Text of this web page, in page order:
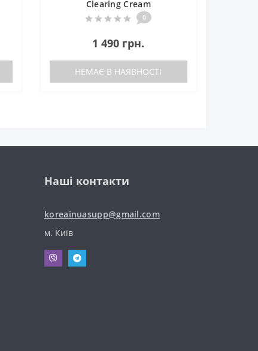
Clearing Cream
Себорегулюючий крем для
0
1 490 грн.
НЕМАЄ В НАЯВНОСТІ
Наші контакти
koreainuasupp@gmail.com
м. Київ